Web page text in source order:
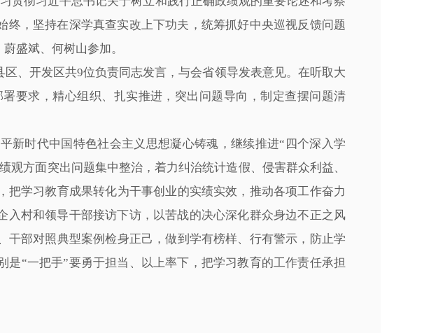
，坚持在深学真查实改上下功夫，统筹抓好中央巡视反馈问题
盛斌、何树山参加。
开发区共9位负责同志发言，与会省领导发表意见。在听取大
要求，精心组织、扎实推进，突出问题导向，制定查摆问题清
时代中国特色社会主义思想凝心铸魂，继续推进“四个深入学
方面突出问题集中整治，着力纠治统计造假、侵害群众利益、
学习教育成果转化为干事创业的实绩实效，推动各项工作奋力
村和领导干部接访下访，以苦战的决心深化群众身边不正之风
部对照典型案例检身正己，做到学有榜样、行有警示，防止学
“一把手”要勇于担当、以上率下，把学习教育的工作责任承担